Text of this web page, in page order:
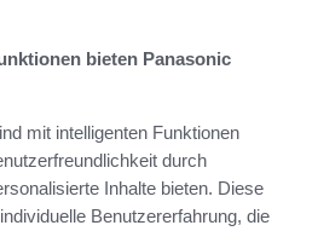
bieten Panasonic
mit intelligenten Funktionen
durch
Inhalte bieten. Diese
Benutzererfahrung, die